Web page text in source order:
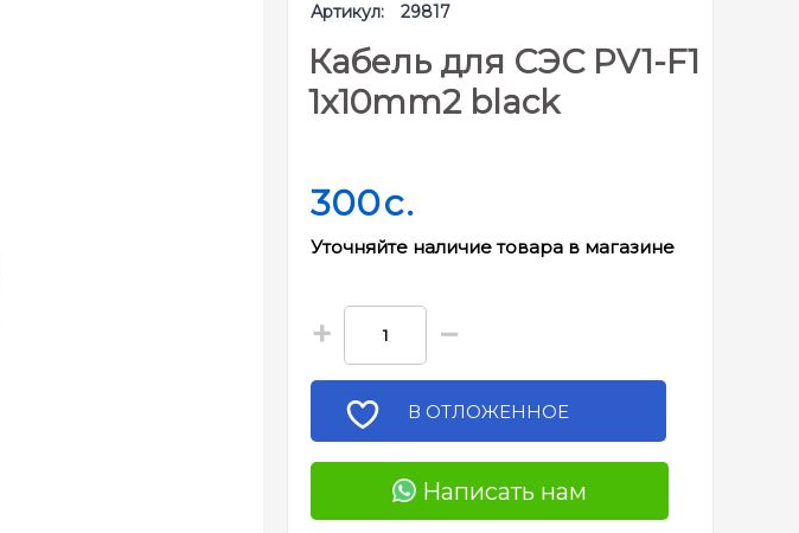
Артикул: 29817
Кабель для СЭС PV1-F1
1x10mm2 black
300c.
Уточняйте наличие товара в магазине
+ −
В ОТЛОЖЕННОЕ
Написать нам